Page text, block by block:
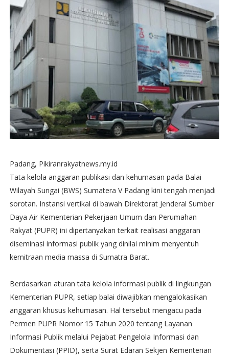
Padang, Pikiranrakyatnews.my.id
Tata kelola anggaran publikasi dan kehumasan pada Balai
Wilayah Sungai (BWS) Sumatera V Padang kini tengah menjadi
sorotan. Instansi vertikal di bawah Direktorat Jenderal Sumber
Daya Air Kementerian Pekerjaan Umum dan Perumahan
Rakyat (PUPR) ini dipertanyakan terkait realisasi anggaran
diseminasi informasi publik yang dinilai minim menyentuh
kemitraan media massa di Sumatra Barat.
Berdasarkan aturan tata kelola informasi publik di lingkungan
Kementerian PUPR, setiap balai diwajibkan mengalokasikan
anggaran khusus kehumasan. Hal tersebut mengacu pada
Permen PUPR Nomor 15 Tahun 2020 tentang Layanan
Informasi Publik melalui Pejabat Pengelola Informasi dan
Dokumentasi (PPID), serta Surat Edaran Sekjen Kementerian